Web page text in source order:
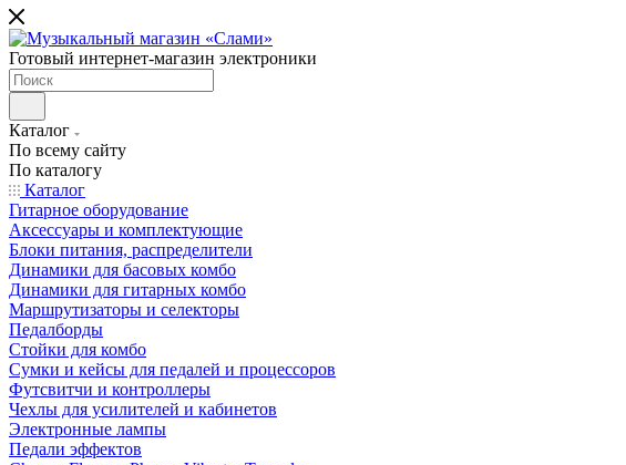
Готовый интернет-магазин электроники
Каталог
По всему сайту
По каталогу
Каталог
Гитарное оборудование
Аксессуары и комплектующие
Блоки питания, распределители
Динамики для басовых комбо
Динамики для гитарных комбо
Маршрутизаторы и селекторы
Педалборды
Стойки для комбо
Сумки и кейсы для педалей и процессоров
Футсвитчи и контроллеры
Чехлы для усилителей и кабинетов
Электронные лампы
Педали эффектов